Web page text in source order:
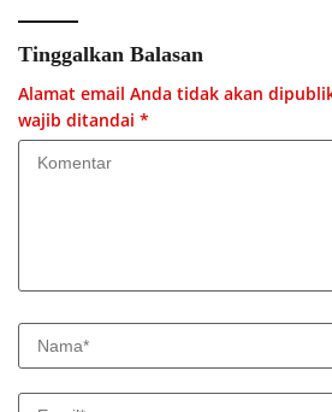
Tinggalkan Balasan
Alamat email Anda tidak akan
wajib ditandai *